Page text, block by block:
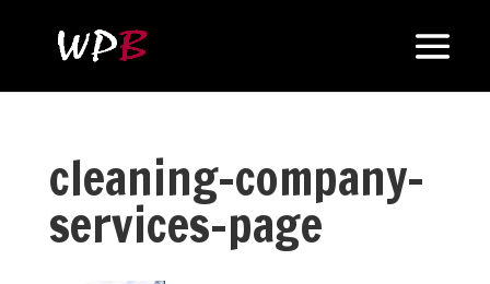
cleaning-company-
services-page